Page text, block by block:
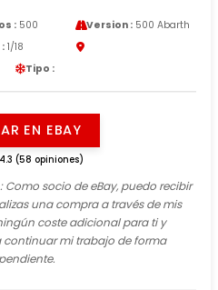
: 500 Version :500 Abarth
1/18
Tipo :
EN EBAY
4.3 (58 opiniones)
Como socio de eBay, puedo recibir
una compra a través de mis
coste adicional para ti y
mi trabajo de forma